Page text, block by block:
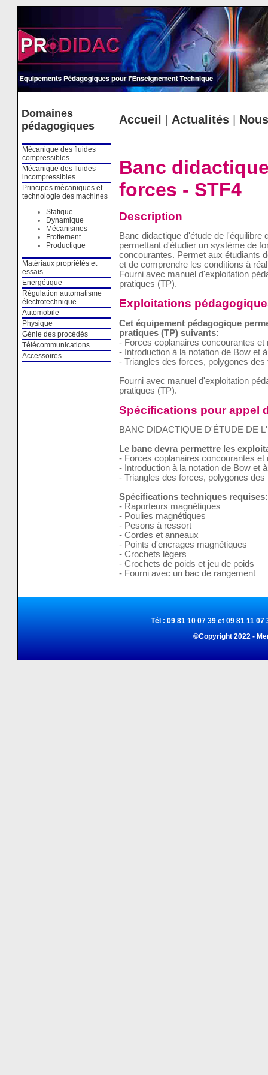
Domaines
pédagogiques
Mécanique des fluides
compressibles
Mécanique des fluides
incompressibles
Principes mécaniques et
technologie des machines
Statique
Dynamique
Mécanismes
Frottement
Productique
Matériaux propriétés et
essais
Energétique
Régulation automatisme
électrotechnique
Automobile
Physique
Génie des procédés
Télécommunications
Accessoires
Accueil Actualités|
Banc
forces - STF4
Description
Banc didactique d'étude de l'équilibre
permettant d'étudier un système de
concourantes. Permet aux étudiants
et de comprendre les conditions à
Fourni avec manuel d'exploitation
pratiques (TP).
Exploitations
Cet équipement pédagogique
pratiques (TP) suivants:
- Forces coplanaires concourantes et
- Introduction à la notation de Bow et
- Triangles des forces, polygones des
Fourni avec manuel d'exploitation
pratiques (TP).
Spécifications pour appel
BANC DIDACTIQUE D'ÉTUDE DE
Le banc devra permettre les
- Forces coplanaires concourantes et
- Introduction à la notation de Bow et
- Triangles des forces, polygones des
Spécifications techniques requises:
- Raporteurs magnétiques
- Poulies magnétiques
- Pesons à ressort
- Cordes et anneaux
- Points d'encrages magnétiques
- Crochets légers
- Crochets de poids et jeu de poids
- Fourni avec un bac de rangement
Tél : 09 81 10 07 39 et 09 81 11
©Copyright 2022 -
Cookies management panel